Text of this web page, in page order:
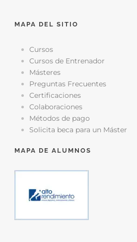
MAPA DEL SITIO
Cursos
Cursos de Entrenador
Másteres
Preguntas Frecuentes
Certificaciones
Colaboraciones
Métodos de pago
Solicita beca para un Máster
MAPA DE ALUMNOS